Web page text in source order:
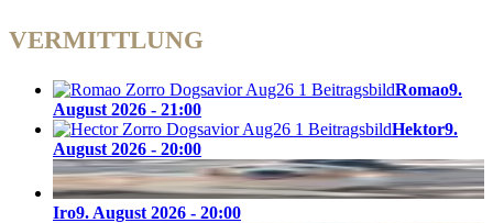
VERMITTLUNG
Romao9.
August 2026 - 21:00
Hektor9.
August 2026 - 20:00
Iro9. August 2026 - 20:00